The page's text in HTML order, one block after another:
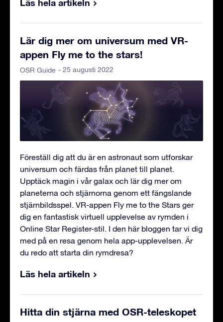
Läs hela artikeln
Lär dig mer om universum med VR-
appen Fly me to the stars!
OSR Guide - 25 augusti 2022
Föreställ dig att du är en astronaut som utforskar
universum och färdas från planet till planet.
Upptäck magin i vår galax och lär dig mer om
planeterna och stjärnorna genom ett fängslande
stjärnbildsspel. VR-appen Fly me to the Stars ger
dig en fantastisk virtuell upplevelse av rymden i
Online Star Register-stil. I den här bloggen tar vi dig
med på en resa genom hela app-upplevelsen. Är
du redo att starta din rymdresa?
Läs hela artikeln
Hitta din stjärna med OSR-teleskopet